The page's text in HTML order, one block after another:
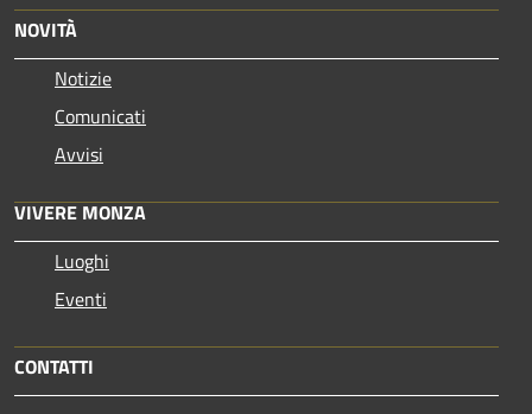
NOVITÀ
Notizie
Comunicati
Avvisi
VIVERE MONZA
Luoghi
Eventi
CONTATTI